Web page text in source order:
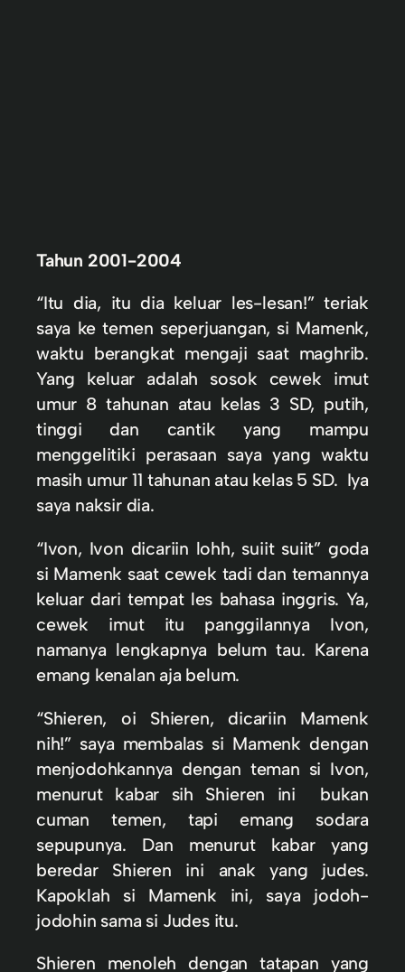
Tahun 2001-2004
“Itu dia, itu dia keluar les-lesan!” teriak
saya ke temen seperjuangan, si Mamenk,
waktu berangkat mengaji saat maghrib.
Yang keluar adalah sosok cewek imut
umur 8 tahunan atau kelas 3 SD, putih,
tinggi dan cantik yang mampu
menggelitiki perasaan saya yang waktu
masih umur 11 tahunan atau kelas 5 SD. Iya
saya naksir dia.
“Ivon, Ivon dicariin lohh, suiit suiit” goda
si Mamenk saat cewek tadi dan temannya
keluar dari tempat les bahasa inggris. Ya,
cewek imut itu panggilannya Ivon,
namanya lengkapnya belum tau. Karena
emang kenalan aja belum.
“Shieren, oi Shieren, dicariin Mamenk
nih!” saya membalas si Mamenk dengan
menjodohkannya dengan teman si Ivon,
menurut kabar sih Shieren ini bukan
cuman temen, tapi emang sodara
sepupunya. Dan menurut kabar yang
beredar Shieren ini anak yang judes.
Kapoklah si Mamenk ini, saya jodoh-
jodohin sama si Judes itu.
Shieren menoleh dengan tatapan yang